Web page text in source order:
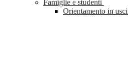
Famiglie e studenti
Orientamento in